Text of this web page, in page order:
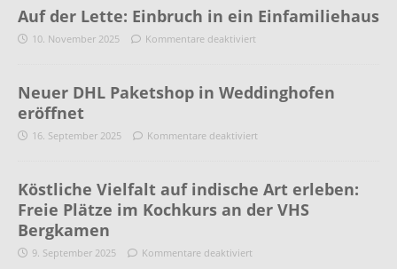
Auf der Lette: Einbruch in ein Einfamiliehaus
10. November 2025 Kommentare deaktiviert
Neuer DHL Paketshop in Weddinghofen
eröffnet
16. September 2025 Kommentare deaktiviert
Köstliche Vielfalt auf indische Art erleben:
Freie Plätze im Kochkurs an der VHS
Bergkamen
9. September 2025 Kommentare deaktiviert